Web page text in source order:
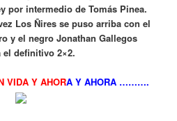
por intermedio de Tomás Pinea.
Los Ñires se puso arriba con el
y el negro Jonathan Gallegos
el definitivo 2×2.
VIDA Y AHORA Y AHORA ……….